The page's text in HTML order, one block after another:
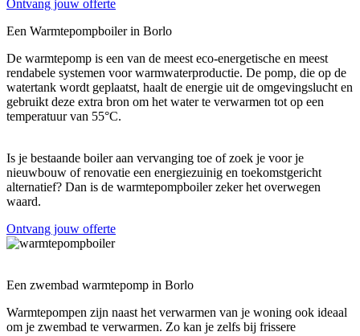
Ontvang jouw offerte
Een Warmtepompboiler in Borlo
De warmtepomp is een van de meest eco-energetische en meest
rendabele systemen voor warmwaterproductie. De pomp, die op de
watertank wordt geplaatst, haalt de energie uit de omgevingslucht en
gebruikt deze extra bron om het water te verwarmen tot op een
temperatuur van 55°C.
Is je bestaande boiler aan vervanging toe of zoek je voor je
nieuwbouw of renovatie een energiezuinig en toekomstgericht
alternatief? Dan is de warmtepompboiler zeker het overwegen
waard.
Ontvang jouw offerte
Een zwembad warmtepomp in Borlo
Warmtepompen zijn naast het verwarmen van je woning ook ideaal
om je zwembad te verwarmen. Zo kan je zelfs bij frissere